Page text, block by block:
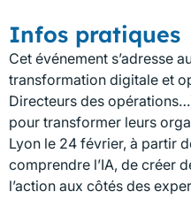
Infos pratiques
Cet événement s’adresse
transformation digitale et
Directeurs des
pour transformer leurs
Lyon le 24 février, à partir
comprendre l’IA, de créer
l’action aux côtés des